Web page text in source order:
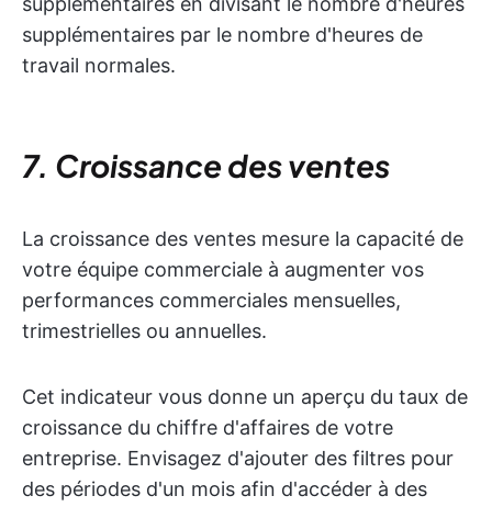
supplémentaires par le nombre d'heures de
travail normales.
7. Croissance des ventes
La croissance des ventes mesure la capacité de
votre équipe commerciale à augmenter vos
performances commerciales mensuelles,
trimestrielles ou annuelles.
Cet indicateur vous donne un aperçu du taux de
croissance du chiffre d'affaires de votre
entreprise. Envisagez d'ajouter des filtres pour
des périodes d'un mois afin d'accéder à des